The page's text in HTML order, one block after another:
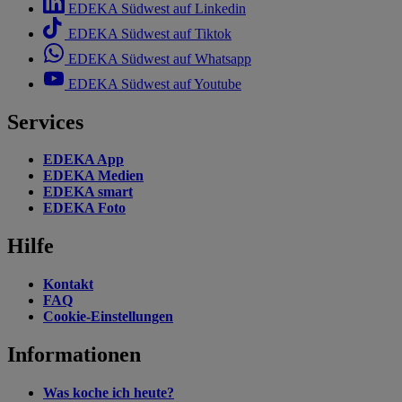
EDEKA Südwest auf Linkedin
EDEKA Südwest auf Tiktok
EDEKA Südwest auf Whatsapp
EDEKA Südwest auf Youtube
Services
EDEKA App
EDEKA Medien
EDEKA smart
EDEKA Foto
Hilfe
Kontakt
FAQ
Cookie-Einstellungen
Informationen
Was koche ich heute?